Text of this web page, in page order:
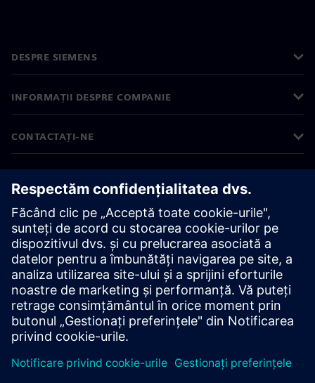
DESPRE SIEMENS
INFORMAȚII DESPRE COMPANIE
CONTACTAȚI-NE
©Siemens2026
Informații corporative
Notificare privind confidențialitatea
Notificare privind modulele cookie
Condiții de utilizare